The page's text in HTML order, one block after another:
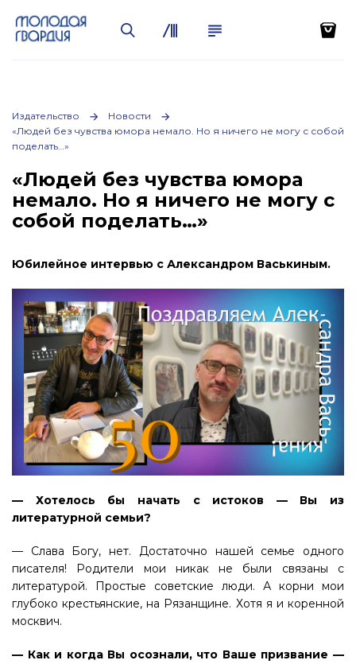
Издательство
Новости
«Людей без чувства юмора немало. Но я ничего не могу с собой
поделать…»
«Людей без чувства юмора
немало. Но я ничего не могу с
собой поделать…»
Юбилейное интервью с Александром Васькиным.
— Хотелось бы начать с истоков — Вы из
литературной семьи?
— Слава Богу, нет. Достаточно нашей семье одного
писателя! Родители мои никак не были связаны с
литературой. Простые советские люди. А корни мои
глубоко крестьянские, на Рязанщине. Хотя я и коренной
москвич.
— Как и когда Вы осознали, что Ваше призвание —